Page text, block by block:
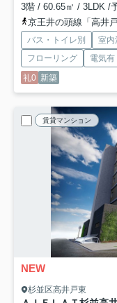
3階 / 60.65㎡ / 3LDK /
京王井の頭線「高井
バス・トイレ別 室内
フローリング
電気有
礼0 新築
賃貸マンション
NEW
杉並区高井戸東